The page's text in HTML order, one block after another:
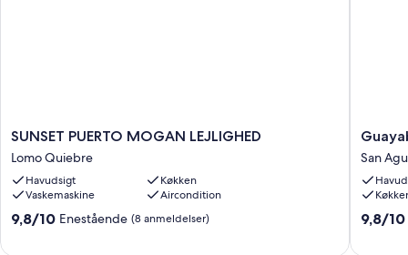
SUNSET
PUERTO
MOGAN
LEJLIGHED
Lomo
Quiebre
SUNSET PUERTO MOGAN LEJLIGHED
Lomo Quiebre
Havudsigt
Køkken
Vaskemaskine
Aircondition
9.8
9,8/10 Enestående (8 anmeldelser)
Beach
Home
by
San
San
9.8
9,8/10